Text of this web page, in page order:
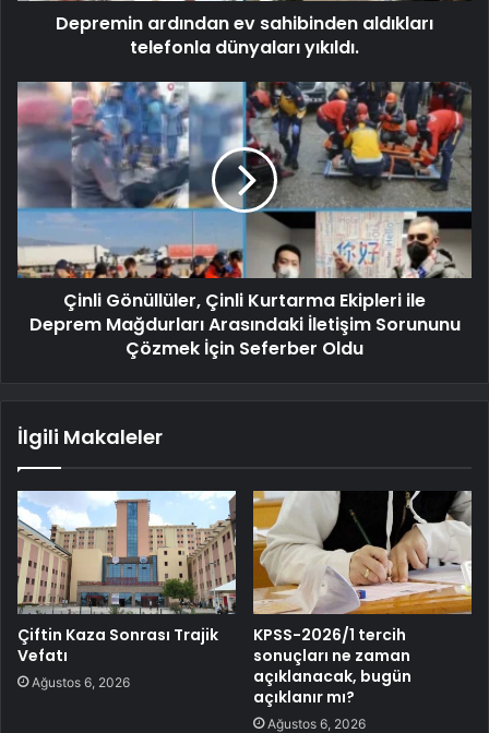
Depremin ardından ev sahibinden aldıkları
telefonla dünyaları yıkıldı.
Çinli Gönüllüler, Çinli Kurtarma Ekipleri ile
Deprem Mağdurları Arasındaki İletişim Sorununu
Çözmek İçin Seferber Oldu
İlgili Makaleler
Çiftin Kaza Sonrası Trajik
Vefatı
Ağustos 6, 2026
KPSS-2026/1 tercih
sonuçları ne zaman
açıklanacak, bugün
açıklanır mı?
Ağustos 6, 2026